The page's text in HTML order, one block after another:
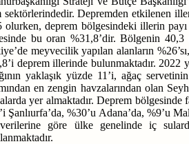
sektörlerindedir. Depremden etkilenen
olurken, deprem bölgesindeki illerin
bu oran %31,8’dir. Bölgenin 40,3
meyvecilik yapılan alanların
deprem illerinde bulunmaktadır.
yaklaşık yüzde 11’i, ağaç
en zengin havzalarından olan
yer almaktadır. Deprem bölgesinde
Şanlıurfa’da, %30’u Adana’da, %9’u
göre ülke genelinde iç